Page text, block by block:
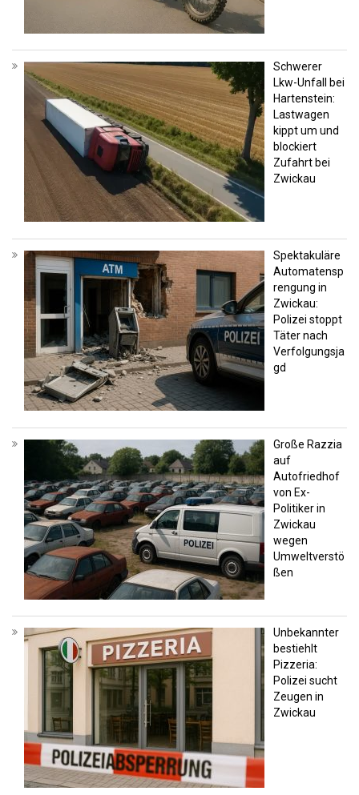
Schwerer
Lkw-Unfall bei
Hartenstein:
Lastwagen
kippt um und
blockiert
Zufahrt bei
Zwickau
Spektakuläre
Automatensp
rengung in
Zwickau:
Polizei stoppt
Täter nach
Verfolgungsja
gd
Große Razzia
auf
Autofriedhof
von Ex-
Politiker in
Zwickau
wegen
Umweltverstö
ßen
Unbekannter
bestiehlt
Pizzeria:
Polizei sucht
Zeugen in
Zwickau